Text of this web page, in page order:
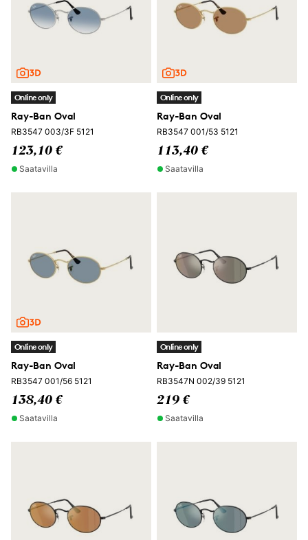
Online only
Ray-Ban Oval
RB3547 003/3F 5121
123,10 €
Saatavilla
Online only
Ray-Ban Oval
RB3547 001/53 5121
113,40 €
Saatavilla
Online only
Ray-Ban Oval
RB3547 001/56 5121
138,40 €
Saatavilla
Online only
Ray-Ban Oval
RB3547N 002/39 5121
219 €
Saatavilla